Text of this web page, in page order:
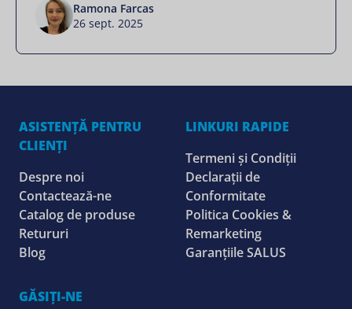
Ramona Farcas
26 sept. 2025
ASISTENȚĂ PENTRU
CLIENȚI
Despre noi
Contactează-ne
Catalog de produse
Retururi
Blog
LINKURI RAPIDE
Termeni și Condiții
Declarații de
Conformitate
Politica Cookies &
Remarketing
Garanțiile SALUS
GĂSIȚI-NE